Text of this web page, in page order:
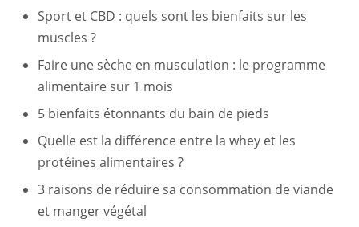
Sport et CBD : quels sont les bienfaits sur les
muscles ?
Faire une sèche en musculation : le programme
alimentaire sur 1 mois
5 bienfaits étonnants du bain de pieds
Quelle est la différence entre la whey et les
protéines alimentaires ?
3 raisons de réduire sa consommation de viande
et manger végétal